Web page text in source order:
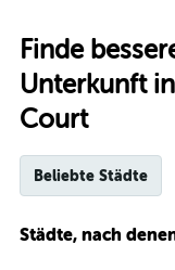
Finde
Unterkunft
Court
Beliebte Städte
Städte, nach